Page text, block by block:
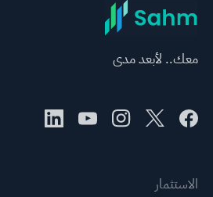
معك.. لأبعد مدى
الاستثمار